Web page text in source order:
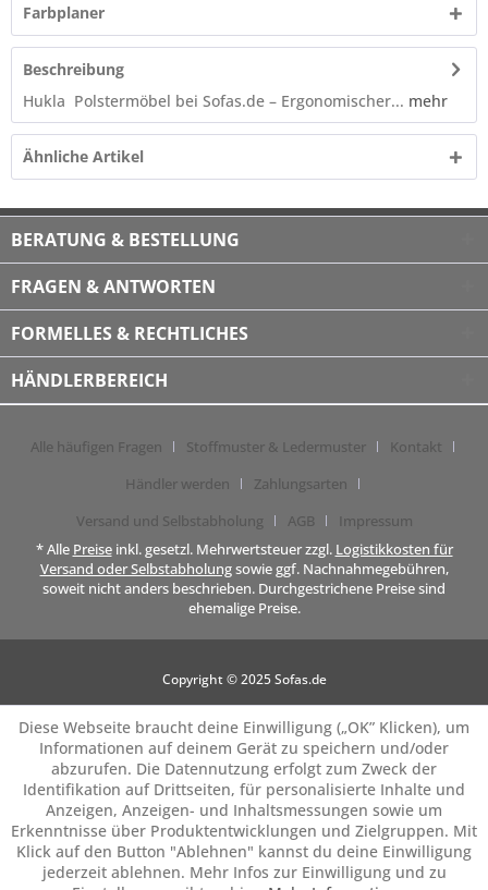
Farbplaner
Beschreibung
Hukla Polstermöbel bei Sofas.de – Ergonomischer... mehr
Ähnliche Artikel
BERATUNG & BESTELLUNG
FRAGEN & ANTWORTEN
FORMELLES & RECHTLICHES
HÄNDLERBEREICH
Alle häufigen Fragen Stoffmuster & Ledermuster
Kontakt
Händler werden
Zahlungsarten
Versand und Selbstabholung
AGB
Impressum
* Alle Preiseinkl. gesetzl. Mehrwertsteuer zzgl. Logistikkosten für
Versand oder Selbstabholungsowie ggf. Nachnahmegebühren,
soweit nicht anders beschrieben. Durchgestrichene Preise sind
ehemalige Preise.
Copyright © 2025 Sofas.de
Diese Webseite braucht deine Einwilligung („OK” Klicken), um
Informationen auf deinem Gerät zu speichern und/oder
abzurufen. Die Datennutzung erfolgt zum Zweck der
Identifikation auf Drittseiten, für personalisierte Inhalte und
Anzeigen, Anzeigen- und Inhaltsmessungen sowie um
Erkenntnisse über Produktentwicklungen und Zielgruppen. Mit
Klick auf den Button "Ablehnen" kannst du deine Einwilligung
jederzeit ablehnen. Mehr Infos zur Einwilligung und zu